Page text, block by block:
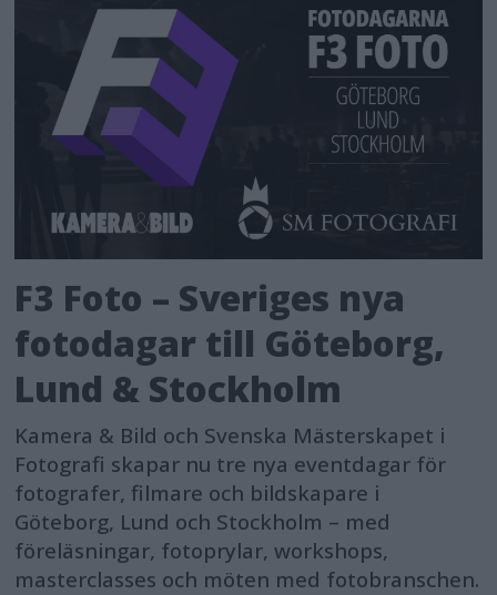
F3 Foto – Sveriges nya
fotodagar till Göteborg,
Lund & Stockholm
Kamera & Bild och Svenska Mästerskapet i
Fotografi skapar nu tre nya eventdagar för
fotografer, filmare och bildskapare i
Göteborg, Lund och Stockholm – med
föreläsningar, fotoprylar, workshops,
masterclasses och möten med fotobranschen.